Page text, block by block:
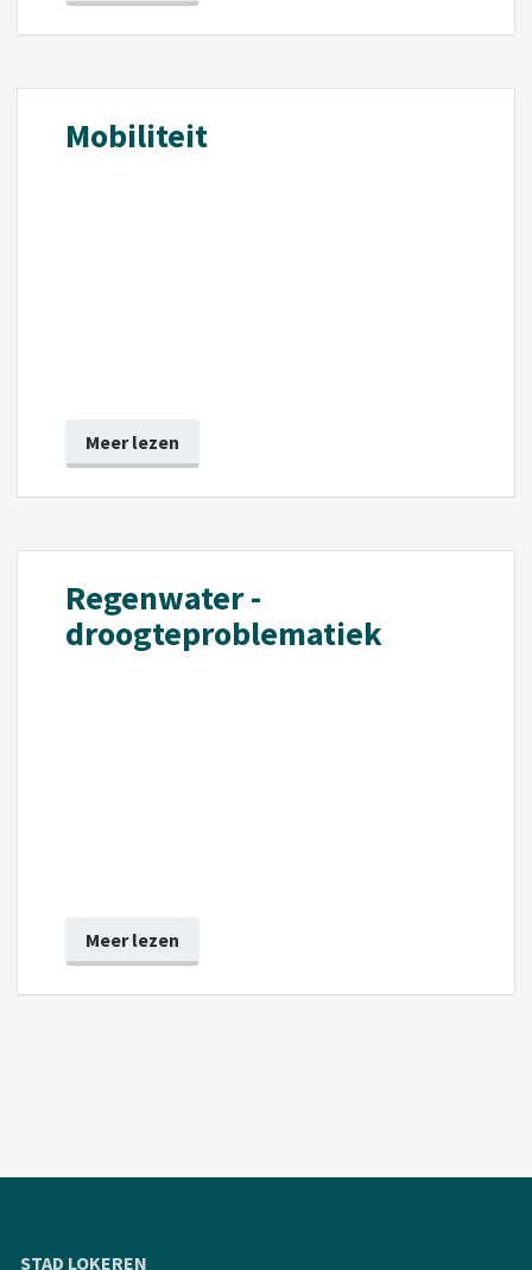
Mobiliteit
Meer lezen
Regenwater -
droogteproblematiek
Meer lezen
STAD LOKEREN